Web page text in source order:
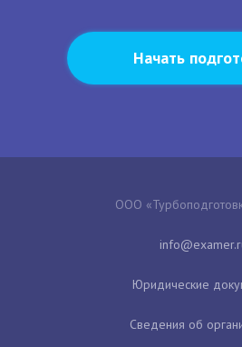
Начать
ООО
Юридические
Сведения об